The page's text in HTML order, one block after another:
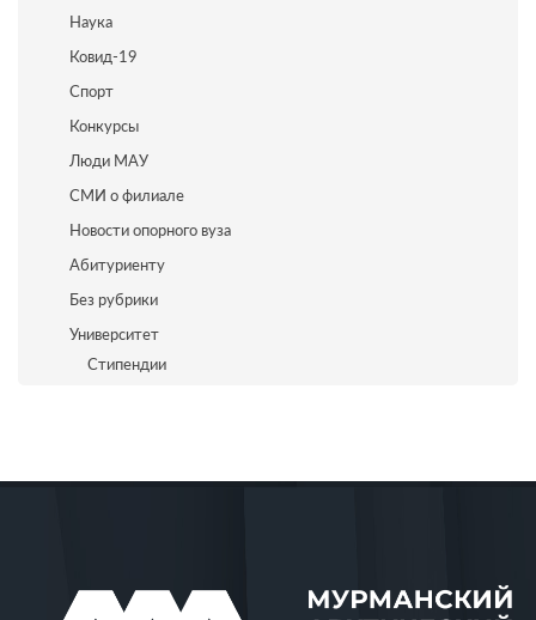
Наука
Ковид-19
Спорт
Конкурсы
Люди МАУ
СМИ о филиале
Новости опорного вуза
Абитуриенту
Без рубрики
Университет
Стипендии